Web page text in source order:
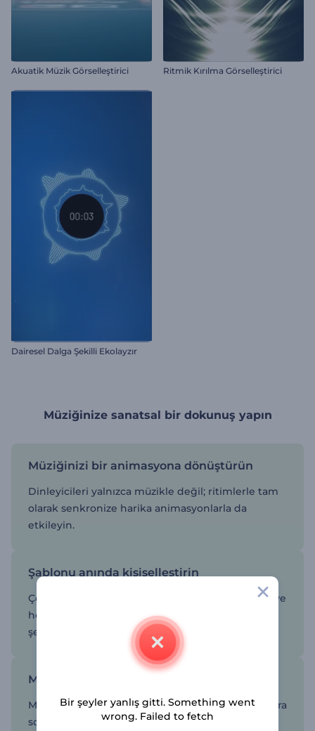
Akuatik Müzik Görselleştirici Ritmik Kırılma Görselleştirici
Dairesel Dalga Şekilli Ekolayzır
Müziğinize sanatsal bir dokunuş yapın
Müziğinizi bir animasyona dönüştürün
Dinleyicileri yalnızca müzikle değil; ritimlerle tam
olarak senkronize harika animasyonlarla da
etkileyin.
Şablonu anında kişiselleştirin
Çok çeşitli görselleştirici stillerinden birini seçin ve
her bir detayı müziğin moduna ve türüne uyacak
şekilde ayarlayın.
Müzik kanalınızı rekabette öne çıkarın
Minimal müzik görselleştiriciyi oluşturduktan sonra
sosyal medyada paylaşarak dünya genelindeki
Bir şeyler yanlış gitti. Something went
wrong. Failed to fetch